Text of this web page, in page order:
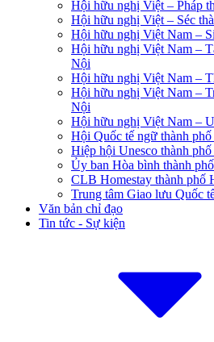
Hội hữu nghị Việt – Pháp
Hội hữu nghị Việt – Séc
Hội hữu nghị Việt Nam –
Hội hữu nghị Việt Nam –
Nội
Hội hữu nghị Việt Nam –
Hội hữu nghị Việt Nam –
Nội
Hội hữu nghị Việt Nam –
Hội Quốc tế ngữ thành
Hiệp hội Unesco thành
Ủy ban Hòa bình thành
CLB Homestay thành phố
Trung tâm Giao lưu Quốc
Văn bản chỉ đạo
Tin tức - Sự kiện